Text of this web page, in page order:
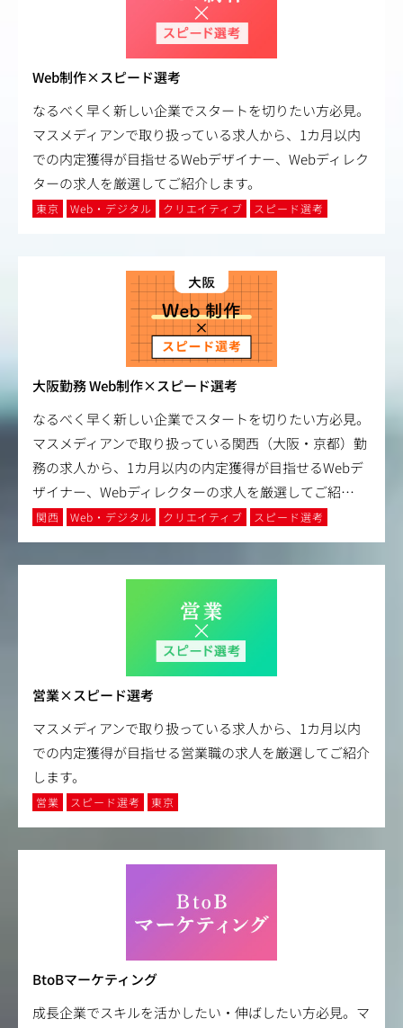
Web制作×スピード選考
なるべく早く新しい企業でスタートを切りたい方必見。
マスメディアンで取り扱っている求人から、1カ月以内
での内定獲得が目指せるWebデザイナー、Webディレク
ターの求人を厳選してご紹介します。
東京 Web・デジタル クリエイティブ スピード選考
大阪勤務 Web制作×スピード選考
なるべく早く新しい企業でスタートを切りたい方必見。
マスメディアンで取り扱っている関西（大阪・京都）勤
務の求人から、1カ月以内の内定獲得が目指せるWebデ
ザイナー、Webディレクターの求人を厳選してご紹…
関西 Web・デジタル クリエイティブ スピード選考
営業×スピード選考
マスメディアンで取り扱っている求人から、1カ月以内
での内定獲得が目指せる営業職の求人を厳選してご紹介
します。
営業 スピード選考 東京
BtoBマーケティング
成長企業でスキルを活かしたい・伸ばしたい方必見。マ